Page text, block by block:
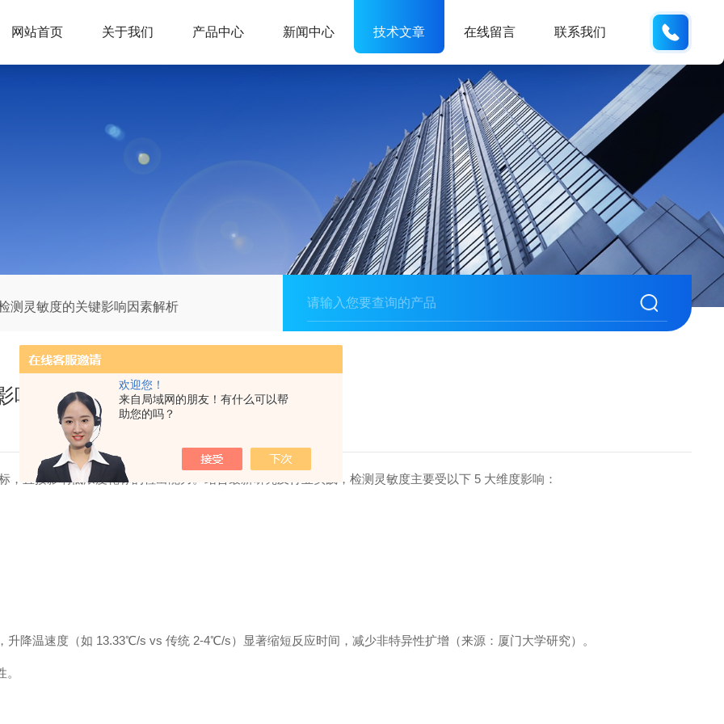
欢迎您！
来自局域网的朋友！有什么可以帮
助您的吗？
网站首页 关于我们 产品中心 新闻中心 技术文章 在线留言 联系我们
测灵敏度的关键影响因素解析
响因素解析
直接影响低浓度靶标的检出能力。结合最新研究及行业实践，检测灵敏度主要受以下 5 大维度影响：
降温速度（如 13.33℃/s vs 传统 2-4℃/s）显著缩短反应时间，减少非特异性扩增（来源：厦门大学研究）。